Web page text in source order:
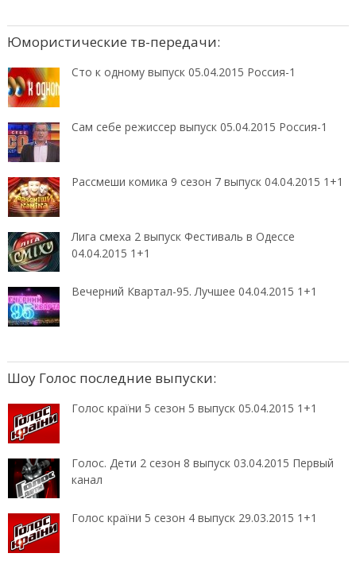
Юмористические тв-передачи:
Сто к одному выпуск 05.04.2015 Россия-1
Сам себе режиссер выпуск 05.04.2015 Россия-1
Рассмеши комика 9 сезон 7 выпуск 04.04.2015 1+1
Лига смеха 2 выпуск Фестиваль в Одессе
04.04.2015 1+1
Вечерний Квартал-95. Лучшее 04.04.2015 1+1
Шоу Голос последние выпуски:
Голос країни 5 сезон 5 выпуск 05.04.2015 1+1
Голос. Дети 2 сезон 8 выпуск 03.04.2015 Первый
канал
Голос країни 5 сезон 4 выпуск 29.03.2015 1+1